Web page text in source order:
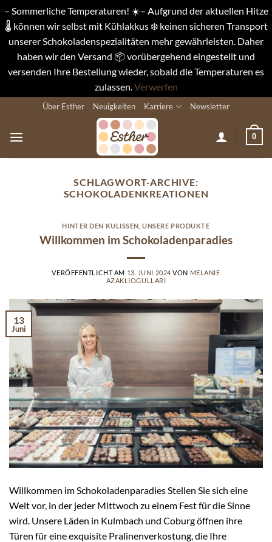
– Sommerliche Temperaturen! ☀️– Aufgrund der aktuellen Hitze
🌡️ können wir selbst mit Kühlakkus ❄️ keinen sicheren Transport
unserer Schokoladenspezialitäten mehr gewährleisten. Daher
haben wir den Versand 📦 vorübergehend eingestellt und
versenden Ihre Bestellung wieder, sobald die Temperaturen es
zulassen.Verwerfen
springen
Über Esther Neuigkeiten Karriere Newsletter
0
SCHLAGWORT-ARCHIVE:
SCHOKOLADENKREATIONEN
HINTER DEN KULISSEN ,UNSERE PRODUKTE
Willkommen im Schokoladenparadies
VERÖFFENTLICHT AM 13. JUNI 2024 VON MELANIE
AZAKLIOGULLARI
13
Juni
Willkommen im Schokoladenparadies Stellen Sie sich eine
Welt vor, in der jeder Mittwoch zu einem Fest für die Sinne
wird. Unsere Läden in Kulmbach und Coburg öffnen ihre
Türen für eine exquisite Pralinenverkostung, die Ihre